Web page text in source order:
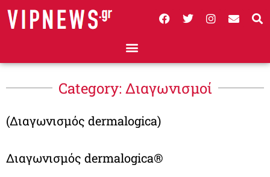
Category: Διαγωνισμοί
(Διαγωνισμός dermalogica)
Διαγωνισμός dermalogica®